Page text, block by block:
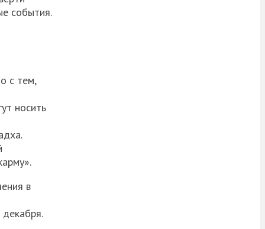
события.
с тем,
носить
в